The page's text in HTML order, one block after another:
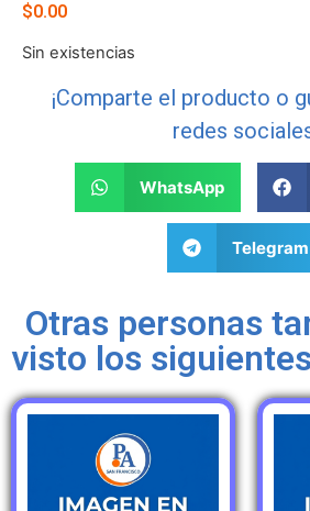
$0.00
Sin existencias
¡Comparte el producto o
redes
WhatsApp
Telegram
Otras personas
visto los